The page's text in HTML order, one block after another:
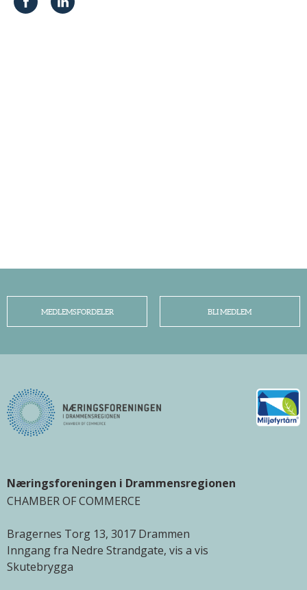
MEDLEMSFORDELER BLI MEDLEM
Næringsforeningen i Drammensregionen
CHAMBER OF COMMERCE
Bragernes Torg 13, 3017 Drammen
Inngang fra Nedre Strandgate, vis a vis
Skutebrygga